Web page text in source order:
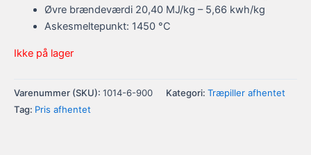
Øvre brændeværdi 20,40 MJ/kg – 5,66 kwh/kg
Askesmeltepunkt: 1450 °C
Ikke på lager
Varenummer (SKU): 1014-6-900 Kategori: Træpiller afhentet
Tag: Pris afhentet